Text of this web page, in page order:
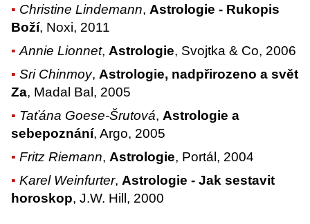
Christine Lindemann,Astrologie - Rukopis
Boží, Noxi, 2011
Annie Lionnet,Astrologie, Svojtka & Co, 2006
Sri Chinmoy,Astrologie, nadpřirozeno a svět
Za, Madal Bal, 2005
Taťána Goese-Šrutová,Astrologie a
sebepoznání, Argo, 2005
Fritz Riemann,Astrologie, Portál, 2004
Karel Weinfurter,Astrologie - Jak sestavit
horoskop, J.W. Hill, 2000